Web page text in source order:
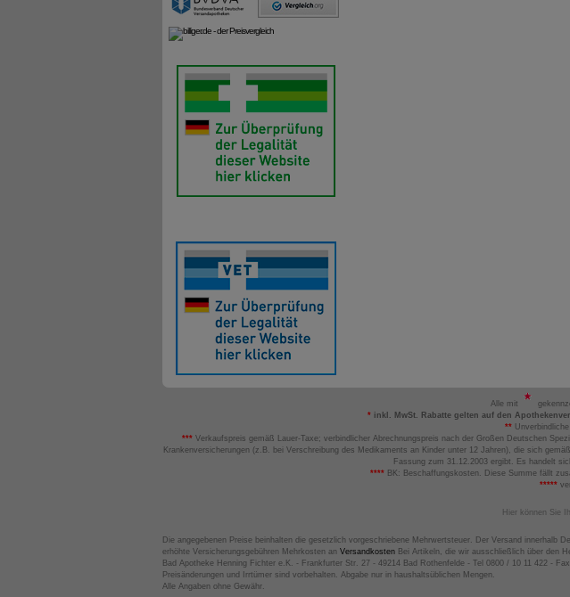
Alle mit
* inkl. MwSt. Rabatte gelten auf den
**Unverbindliche
*** Verkaufspreis gemäß Lauer-Taxe; verbindlicher Abrechnungspreis nach der Großen Deutschen
Krankenversicherungen (z.B. bei Verschreibung des Medikaments an Kinder unter 12 Jahren), die sich
Fassung zum 31.12.2003 ergibt. Es handelt
**** BK: Beschaffungskosten. Diese Summe fällt
*****
Hier können Sie
Die angegebenen Preise beinhalten die gesetzlich vorgeschriebene Mehrwertsteuer. Der Versand
erhöhte Versicherungsgebühren Mehrkosten an Versandkosten Bei Artikeln, die wir ausschließlich über den
Bad Apotheke Henning Fichter e.K. - Frankfurter Str. 27 - 49214 Bad Rothenfelde - Tel 0800 / 10 11 422 -
Preisänderungen und Irrtümer sind vorbehalten. Abgabe nur in haushaltsüblichen Mengen.
Alle Angaben ohne Gewähr.